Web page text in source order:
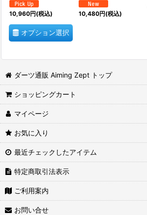
10,960円(税込)
オプション選択
10,480円(税込)
ダーツ通販 Aiming Zept トップ
ショッピングカート
マイページ
お気に入り
最近チェックしたアイテム
特定商取引法表示
ご利用案内
お問い合せ